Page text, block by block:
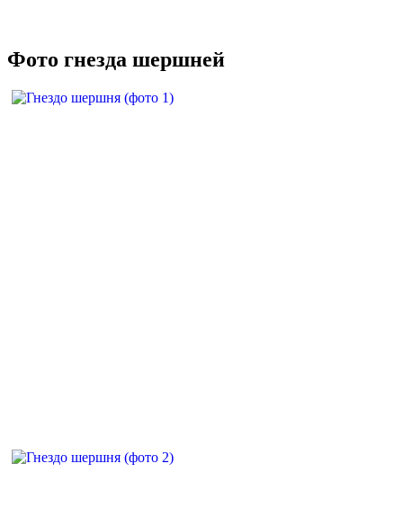
Фото гнезда шершней